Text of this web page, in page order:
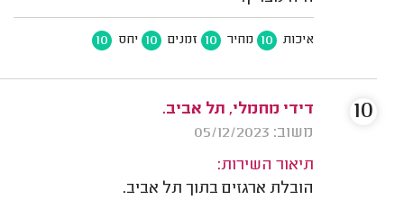
איכות 10 מחיר 10 זמנים 10 יחס 10
דידי מחמלי, תל אביב.
משוב: 05/12/2023
תיאור השירות:
הובלת ארגזים בתוך תל אביב.
10